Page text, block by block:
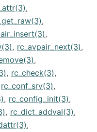
,
,
,
, rc_avpair_next(3),
,
, rc_check(3),
rc_conf_srv(3),
, rc_config_init(3),
, rc_dict_addval(3),
,